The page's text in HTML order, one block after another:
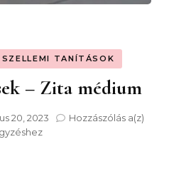
SZELLEMI TANÍTÁSOK
– Zita médium
20, 2023 Hozzászólás a(z)